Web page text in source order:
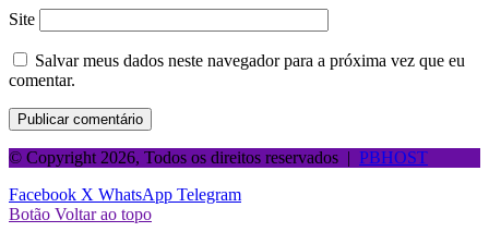
Site
Salvar meus dados neste navegador para a próxima vez que eu
comentar.
© Copyright 2026, Todos os direitos reservados | PBHOST
Facebook X WhatsApp Telegram
Botão Voltar ao topo